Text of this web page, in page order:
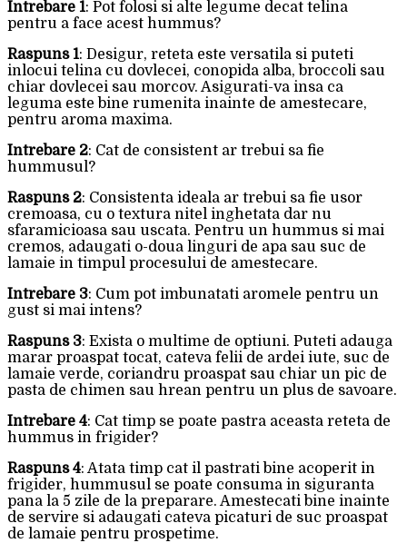
Intrebare 1: Pot folosi si alte legume decat telina
pentru a face acest hummus?
Raspuns 1: Desigur, reteta este versatila si puteti
inlocui telina cu dovlecei, conopida alba, broccoli sau
chiar dovlecei sau morcov. Asigurati-va insa ca
leguma este bine rumenita inainte de amestecare,
pentru aroma maxima.
Intrebare 2: Cat de consistent ar trebui sa fie
hummusul?
Raspuns 2: Consistenta ideala ar trebui sa fie usor
cremoasa, cu o textura nitel inghetata dar nu
sfaramicioasa sau uscata. Pentru un hummus si mai
cremos, adaugati o-doua linguri de apa sau suc de
lamaie in timpul procesului de amestecare.
Intrebare 3: Cum pot imbunatati aromele pentru un
gust si mai intens?
Raspuns 3: Exista o multime de optiuni. Puteti adauga
marar proaspat tocat, cateva felii de ardei iute, suc de
lamaie verde, coriandru proaspat sau chiar un pic de
pasta de chimen sau hrean pentru un plus de savoare.
Intrebare 4: Cat timp se poate pastra aceasta reteta de
hummus in frigider?
Raspuns 4: Atata timp cat il pastrati bine acoperit in
frigider, hummusul se poate consuma in siguranta
pana la 5 zile de la preparare. Amestecati bine inainte
de servire si adaugati cateva picaturi de suc proaspat
de lamaie pentru prospetime.